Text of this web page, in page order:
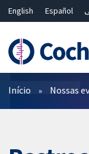
English Español
Bahasa Malaysia
ไทย
Filtros
Início Nossas